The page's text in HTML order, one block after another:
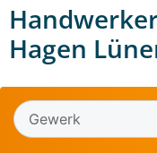
Hagen